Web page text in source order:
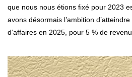
que nous nous étions fixé pour 2023
avons désormais l’ambition
d’affaires en 2025, pour 5 % de